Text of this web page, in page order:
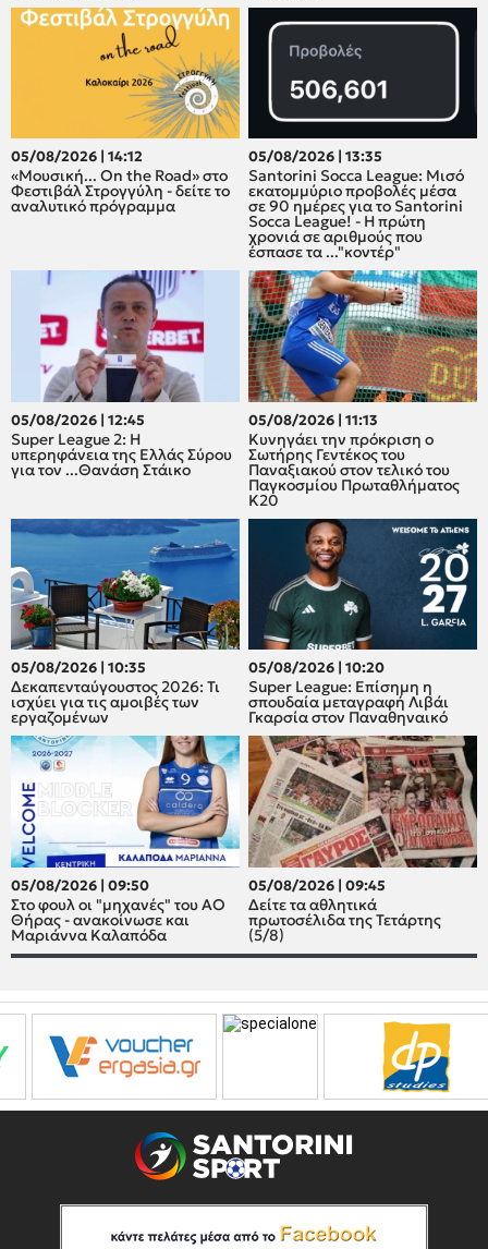
05/08/2026 | 14:12
«Μουσική... On the Road» στο
Φεστιβάλ Στρογγύλη - δείτε το
αναλυτικό πρόγραμμα
05/08/2026 | 13:35
Santorini Socca League: Μισό
εκατομμύριο προβολές μέσα
σε 90 ημέρες για το Santorini
Socca League! - Η πρώτη
χρονιά σε αριθμούς που
έσπασε τα ..."κοντέρ"
05/08/2026 | 12:45
Super League 2: H
υπερηφάνεια της Ελλάς Σύρου
για τον ...Θανάση Στάικο
05/08/2026 | 11:13
Κυνηγάει την πρόκριση ο
Σωτήρης Γεντέκος του
Παναξιακού στον τελικό του
Παγκοσμίου Πρωταθλήματος
Κ20
05/08/2026 | 10:35
Δεκαπενταύγουστος 2026: Τι
ισχύει για τις αμοιβές των
εργαζομένων
05/08/2026 | 10:20
Super League: Επίσημη η
σπουδαία μεταγραφή Λιβάι
Γκαρσία στον Παναθηναικό
05/08/2026 | 09:50
Στο φουλ οι "μηχανές" του ΑΟ
Θήρας - ανακοίνωσε και
Μαριάννα Καλαπόδα
05/08/2026 | 09:45
Δείτε τα αθλητικά
πρωτοσέλιδα της Τετάρτης
(5/8)